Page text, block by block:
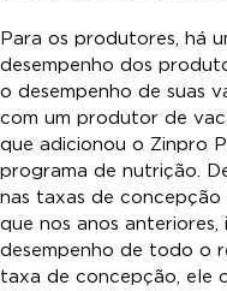
Para os produtores, há
desempenho dos
o desempenho de suas
com um produtor de
que adicionou o Zinpro
programa de nutrição.
nas taxas de concepção
que nos anos anteriores,
desempenho de todo o
taxa de concepção, ele